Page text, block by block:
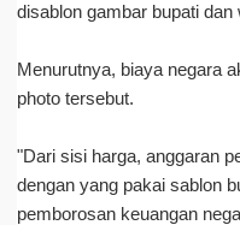
disablon gambar bupati dan
Menurutnya, biaya negara
photo tersebut.
"Dari sisi harga, anggaran
dengan yang pakai sablon
pemborosan keuangan